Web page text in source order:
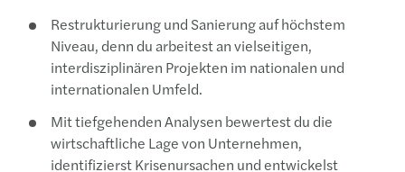
Restrukturierung und Sanierung auf höchstem
Niveau, denn du arbeitest an vielseitigen,
interdisziplinären Projekten im nationalen und
internationalen Umfeld.
Mit tiefgehenden Analysen bewertest du die
wirtschaftliche Lage von Unternehmen,
identifizierst Krisenursachen und entwickelst